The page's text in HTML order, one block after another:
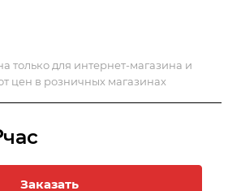
только для интернет-магазина и
цен в розничных магазинах
Заказать